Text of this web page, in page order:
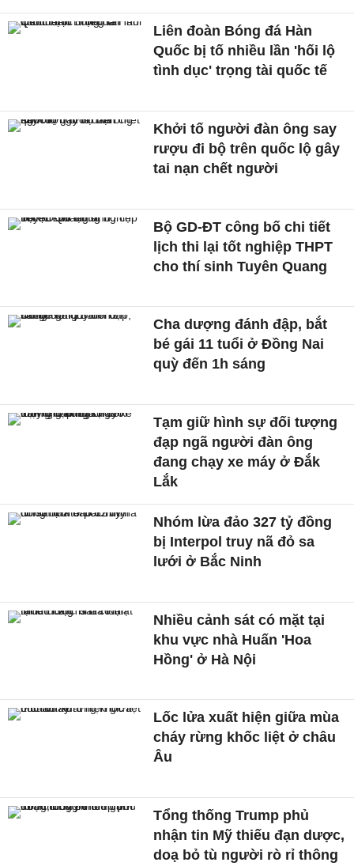
Liên đoàn Bóng đá Hàn
Quốc bị tố nhiều lần 'hối lộ
tình dục' trọng tài quốc tế
Khởi tố người đàn ông say
rượu đi bộ trên quốc lộ gây
tai nạn chết người
Bộ GD-ĐT công bố chi tiết
lịch thi lại tốt nghiệp THPT
cho thí sinh Tuyên Quang
Cha dượng đánh đập, bắt
bé gái 11 tuổi ở Đồng Nai
quỳ đến 1h sáng
Tạm giữ hình sự đối tượng
đạp ngã người đàn ông
đang chạy xe máy ở Đắk
Lắk
Nhóm lừa đảo 327 tỷ đồng
bị Interpol truy nã đỏ sa
lưới ở Bắc Ninh
Nhiều cảnh sát có mặt tại
khu vực nhà Huấn 'Hoa
Hồng' ở Hà Nội
Lốc lửa xuất hiện giữa mùa
cháy rừng khốc liệt ở châu
Âu
Tổng thống Trump phủ
nhận tin Mỹ thiếu đạn dược,
doạ bỏ tù người rò rỉ thông